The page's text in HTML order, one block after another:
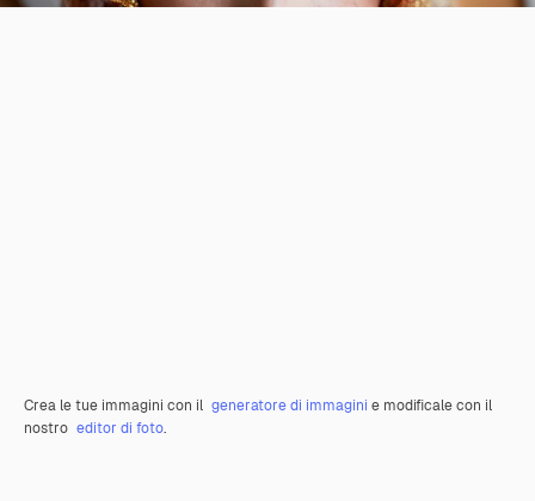
Crea le tue immagini con il generatore di immagini e modificale con il
nostro editor di foto.